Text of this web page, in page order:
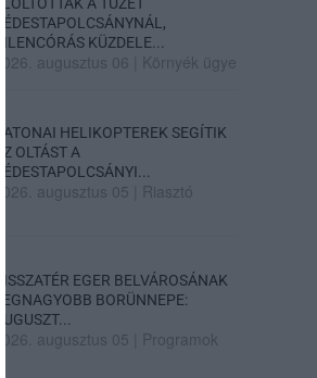
DÉDESTAPOLCSÁNYNÁL,
KILENCÓRÁS KÜZDELE...
2026. augusztus 06 Környék ügye
KATONAI HELIKOPTEREK SEGÍTIK
AZ OLTÁST A
DÉDESTAPOLCSÁNYI...
2026. augusztus 05 Riasztó
VISSZATÉR EGER BELVÁROSÁNAK
LEGNAGYOBB BORÜNNEPE:
AUGUSZT...
2026. augusztus 05 Programok